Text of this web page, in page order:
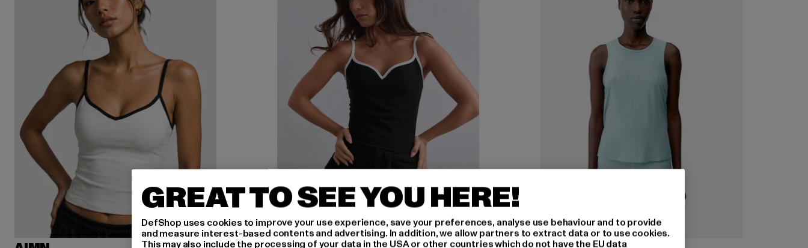
GREAT TO SEE YOU HERE!
DefShop uses cookies to improve your use experience, save your preferences, analyse use behaviour and to provide
and measure interest-based contents and advertising. In addition, we allow partners to extract data or to use cookies.
This may also include the processing of your data in the USA or other countries which do not have the EU data